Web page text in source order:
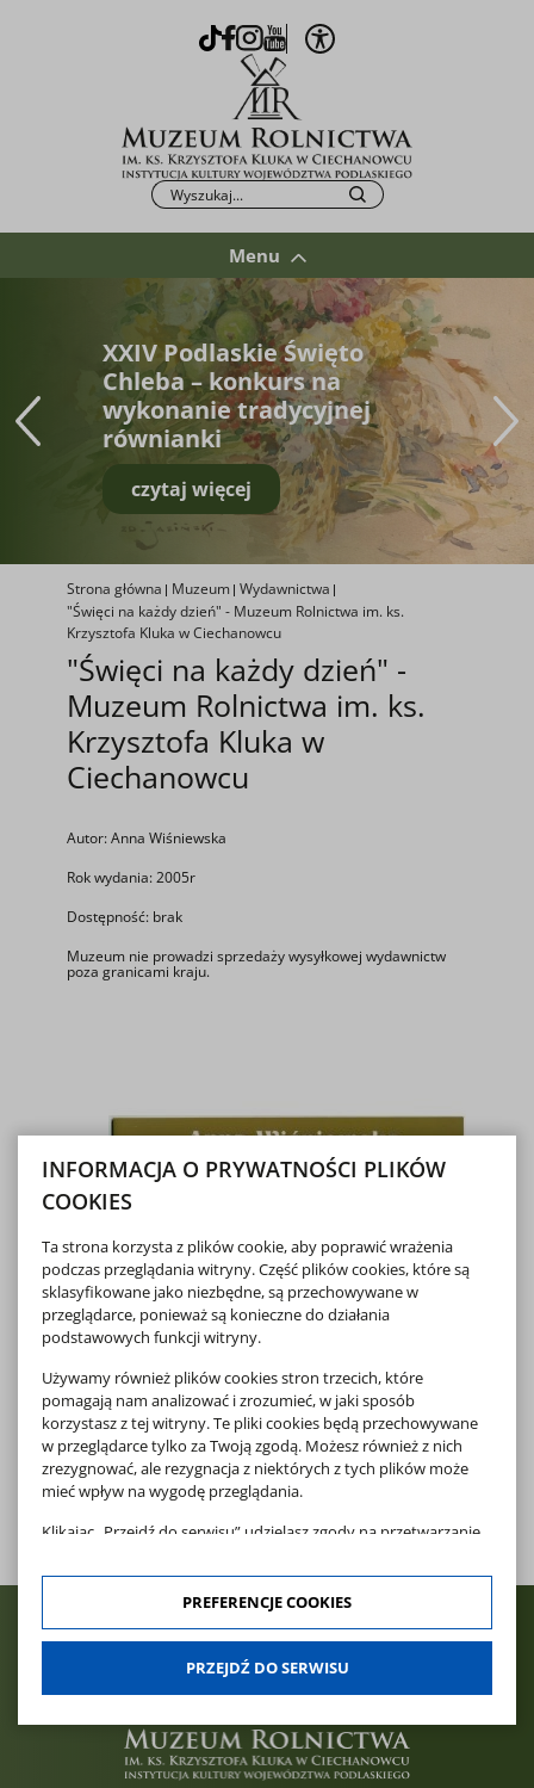
TikTok
Facebook
Instagram
YoutubeOtwórz opcje WCAG
Po kliknięciu przycisku fraza zostanie
Szukaj
Menu
XXIV Podlaskie Święto
Chleba – konkurs na
wykonanie tradycyjnej
równianki
czytaj więcej
Strona główna Muzeum Wydawnictwa
"Święci na każdy dzień" - Muzeum Rolnictwa im. ks.
Krzysztofa Kluka w Ciechanowcu
"Święci na każdy dzień" -
Muzeum Rolnictwa im. ks.
Krzysztofa Kluka w
Ciechanowcu
Autor: Anna Wiśniewska
Rok wydania: 2005r
Dostępność: brak
Muzeum nie prowadzi sprzedaży wysyłkowej wydawnictw
poza granicami kraju.
INFORMACJA O PRYWATNOŚCI PLIKÓW
COOKIES
Ta strona korzysta z plików cookie, aby poprawić wrażenia
podczas przeglądania witryny. Część plików cookies, które są
sklasyfikowane jako niezbędne, są przechowywane w
przeglądarce, ponieważ są konieczne do działania
podstawowych funkcji witryny.
Używamy również plików cookies stron trzecich, które
pomagają nam analizować i zrozumieć, w jaki sposób
korzystasz z tej witryny. Te pliki cookies będą przechowywane
w przeglądarce tylko za Twoją zgodą. Możesz również z nich
zrezygnować, ale rezygnacja z niektórych z tych plików może
mieć wpływ na wygodę przeglądania.
Klikając „Przejdź do serwisu” udzielasz zgody na przetwarzanie
naszej stronie. Dane są zbierane w celach zgodnych z naszą
polityką prywatnościorazpolityką cookies. Zgoda jest
klikając w "Preferencje cookies".
cookies.
PREFERENCJE COOKIES
PRZEJDŹ DO SERWISU